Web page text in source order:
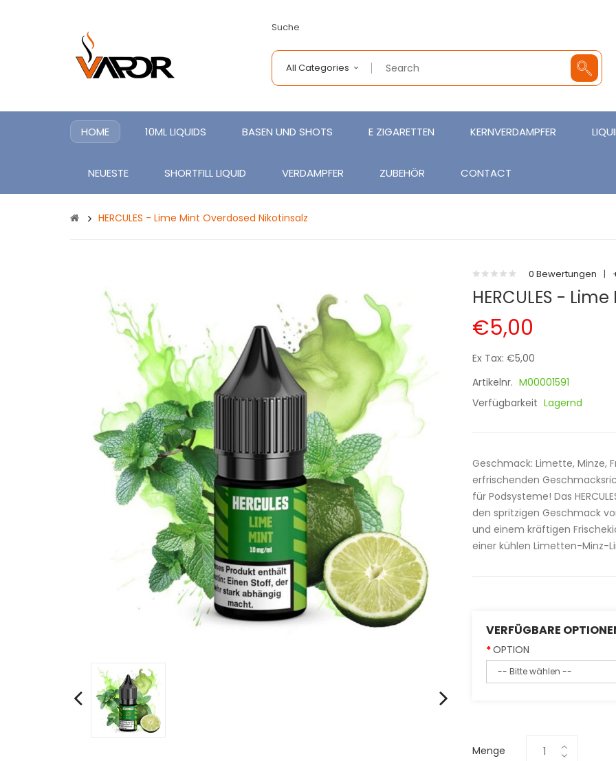
Suche
All Categories
HOME 10ML LIQUIDS BASEN UND SHOTS E ZIGARETTEN KERNVERDAMPFER
NEUESTE SHORTFILL LIQUID VERDAMPFER ZUBEHÖR CONTACT
HERCULES - Lime Mint Overdosed Nikotinsalz
0 Bewertungen |
HERCULES -
€5,00
Ex Tax: €5,00
Artikelnr. M00001591
Verfügbarkeit Lagernd
Geschmack: Limette, Minze,
erfrischenden
für Podsysteme! Das
den spritzigen Geschmack
und einem kräftigen
einer kühlen Limetten-Minz-
VERFÜGBARE
OPTION
Menge